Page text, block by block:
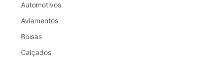
Automotivos
Aviamentos
Bolsas
Calçados